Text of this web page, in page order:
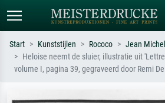
Standaard zoeken
Monet, Sterrennacht, impressionisme,
weide,
Start Kunststijlen Rococo
Jean
Heloise neemt de sluier, illustratie uit
volume I, pagina 39, gegraveerd door Remi